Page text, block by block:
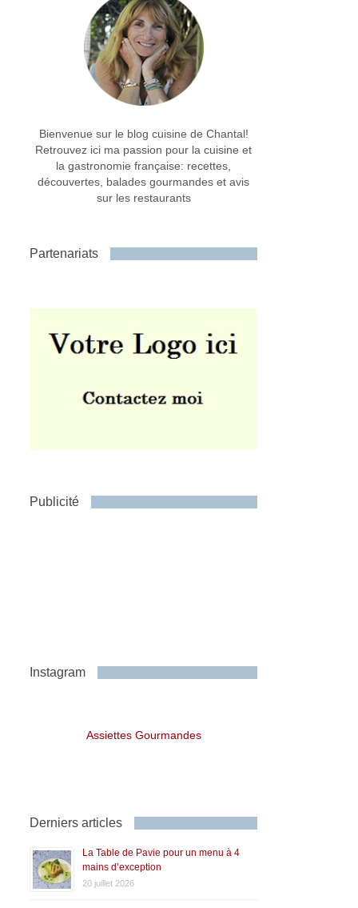
Bienvenue sur le blog cuisine de Chantal!
Retrouvez ici ma passion pour la cuisine et
la gastronomie française: recettes,
découvertes, balades gourmandes et avis
sur les restaurants
Partenariats
Publicité
Instagram
Assiettes Gourmandes
Derniers articles
La Table de Pavie pour un menu à 4
mains d’exception
20 juillet 2026